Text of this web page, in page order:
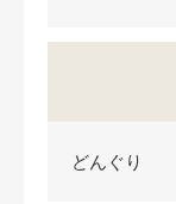
どんぐり